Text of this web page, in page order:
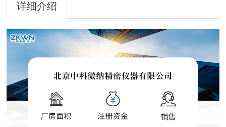
详细介绍